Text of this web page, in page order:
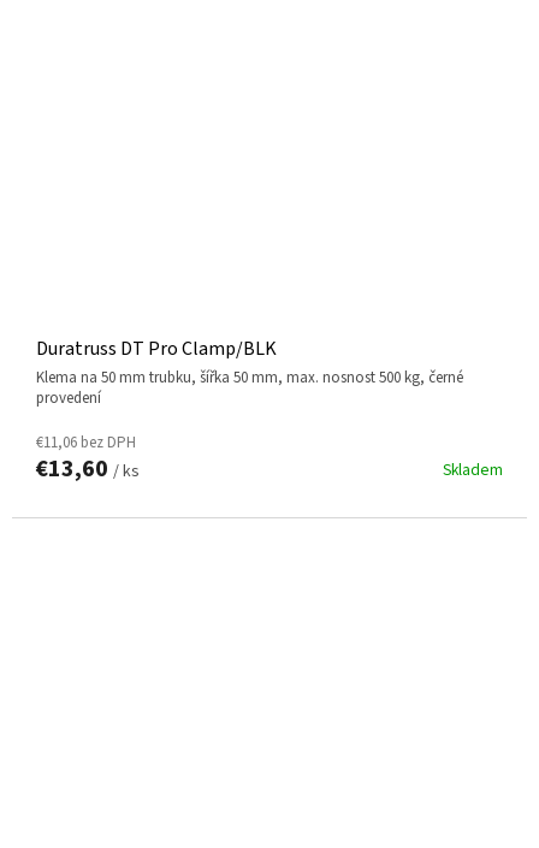
Duratruss DT Pro Clamp/BLK
klema na 50 mm trubku, šířka 50 mm, max. nosnost 500 kg, černé
provedení
Skladem
€11,06 bez DPH
€13,60 / ks